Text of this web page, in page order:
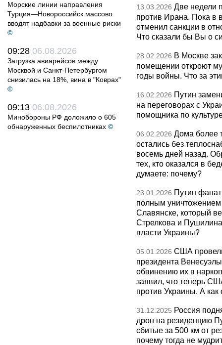
Морские линии направления
Турция—Новороссийск массово
вводят надбавки за военные риски
©
09:28 06.08.2026
Загрузка авиарейсов между
Москвой и Санкт-Петербургом
снизилась на 18%, вина в "Коврах"
©
09:13 06.08.2026
Минобороны РФ доложило о 605
обнаруженных беспилотниках ©
13.03.2026 Две недели
против Ирана. Пока в
отменил санкции в
Что сказали бы Вы о
28.02.2026 В Москве
помещении откроют
годы войны. Что за
16.02.2026 Путин
на переговорах с
помощника по
06.02.2026 Дома более
остались без
восемь дней назад.
тех, кто оказался в
думаете: почему?
23.01.2026 Путин
полным уничтожением
Славянске, который
Стрелкова и Пушилина
власти Украины?
05.01.2026 США
президента
обвинению их в
заявил, что теперь
против Украины. А как
31.12.2025 Россия
дрон на резиденцию
сбитые за 500 км от
почему тогда не